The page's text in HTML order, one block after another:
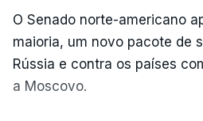
O Senado norte-americano
maioria, um novo pacote de
Rússia e contra os países
a Moscovo.